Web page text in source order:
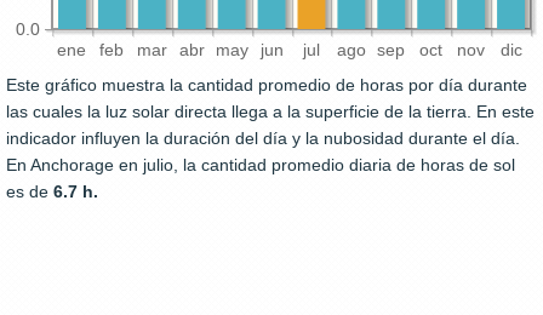
ene feb mar abr may jun jul ago sep oct nov dic
0.0
Este gráfico muestra la cantidad promedio de horas por día durante
las cuales la luz solar directa llega a la superficie de la tierra. En este
indicador influyen la duración del día y la nubosidad durante el día.
En Anchorage en julio, la cantidad promedio diaria de horas de sol
es de 6.7 h.